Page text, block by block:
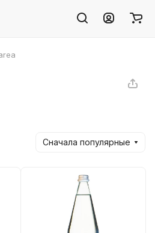
Сначала популярные